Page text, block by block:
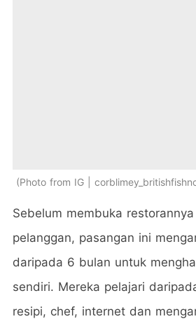
Photo from IG |
Sebelum membuka
pelanggan, pasangan ini
daripada 6 bulan untuk
sendiri. Mereka pelajari
resipi, chef, internet dan